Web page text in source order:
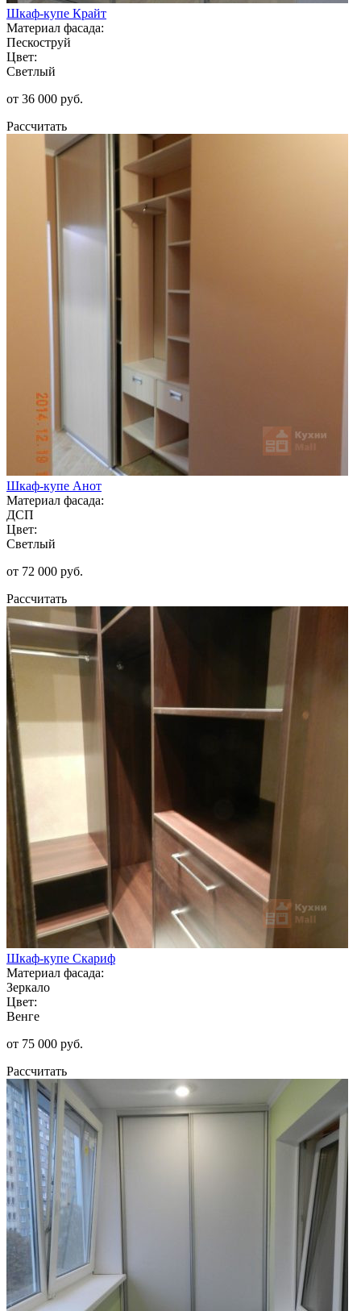
Шкаф-купе Крайт
Материал фасада:
Пескоструй
Цвет:
Светлый
от 36 000 руб.
Рассчитать
Шкаф-купе Анот
Материал фасада:
ДСП
Цвет:
Светлый
от 72 000 руб.
Рассчитать
Шкаф-купе Скариф
Материал фасада:
Зеркало
Цвет:
Венге
от 75 000 руб.
Рассчитать